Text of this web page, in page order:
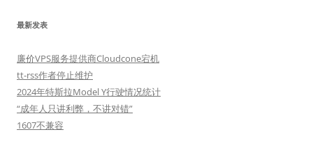
最新发表
廉价VPS服务提供商Cloudcone宕机
tt-rss作者停止维护
2024年特斯拉Model Y行驶情况统计
“成年人只讲利弊，不讲对错”
1607不兼容